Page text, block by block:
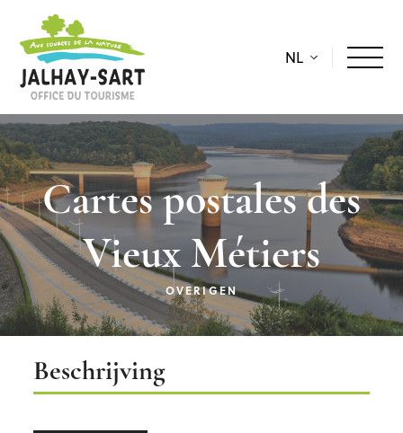
NL
Cartes postales des
Vieux Métiers
OVERIGEN
Beschrijving
Beschrijving